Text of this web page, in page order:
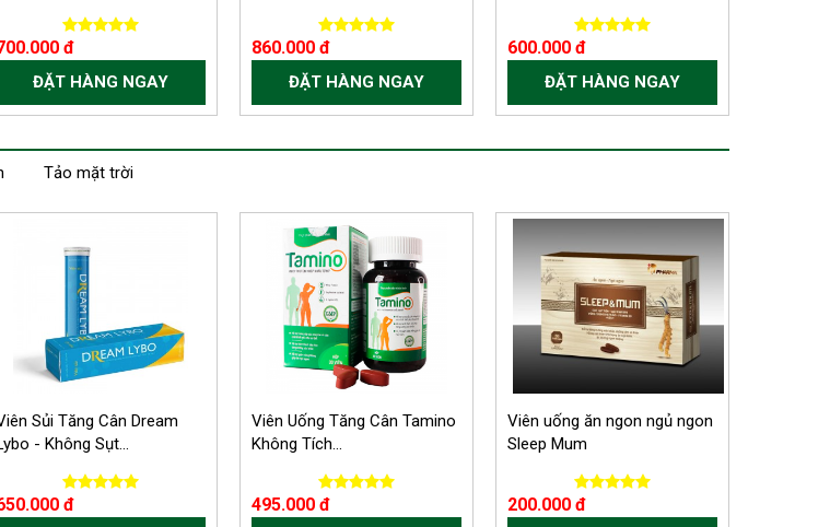
đ
ĐẶT HÀNG NGAY
860.000 đ
ĐẶT HÀNG NGAY
600.000 đ
ĐẶT HÀNG NGAY
Tảo mặt trời
Sủi Tăng Cân Dream
- Không Sụt...
đ
Viên Uống Tăng Cân Tamino
Không Tích...
495.000 đ
Viên uống ăn ngon ngủ ngon
Sleep Mum
200.000 đ